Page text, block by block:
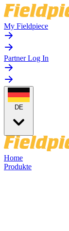
My Fieldpiece
Partner Log In
DE
Home
Produkte